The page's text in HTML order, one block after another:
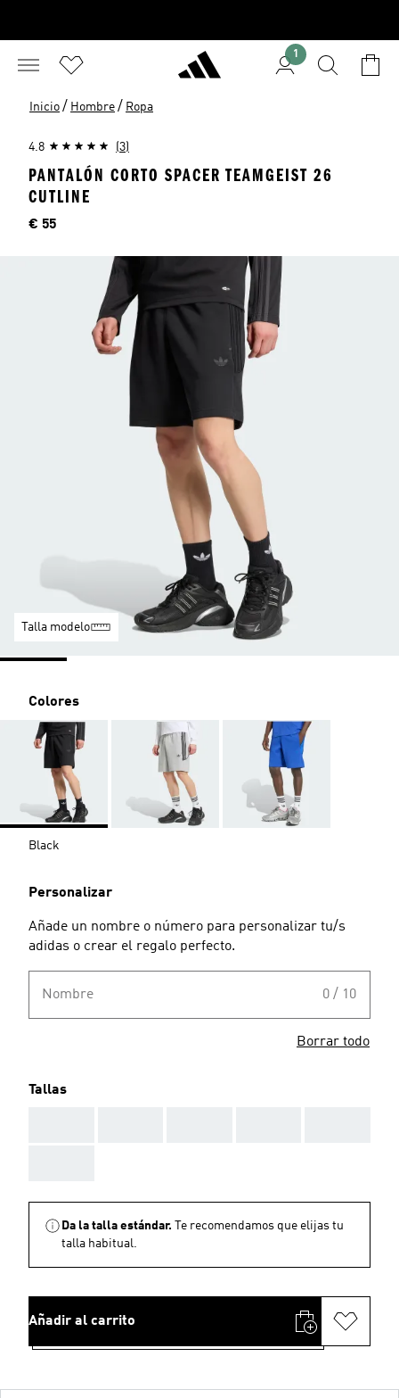
1
Inicio / Hombre / Ropa
4.8 (3)
PANTALÓN CORTO SPACER TEAMGEIST 26
CUTLINE
Precio
€ 55
Talla modelo
Colores
Black
Personalizar
Añade un nombre o número para personalizar tu/s
adidas o crear el regalo perfecto.
Nombre 0 / 10
Borrar todo
Tallas
Da la talla estándar.
Te recomendamos que elijas tu
talla habitual.
Añadir al carrito